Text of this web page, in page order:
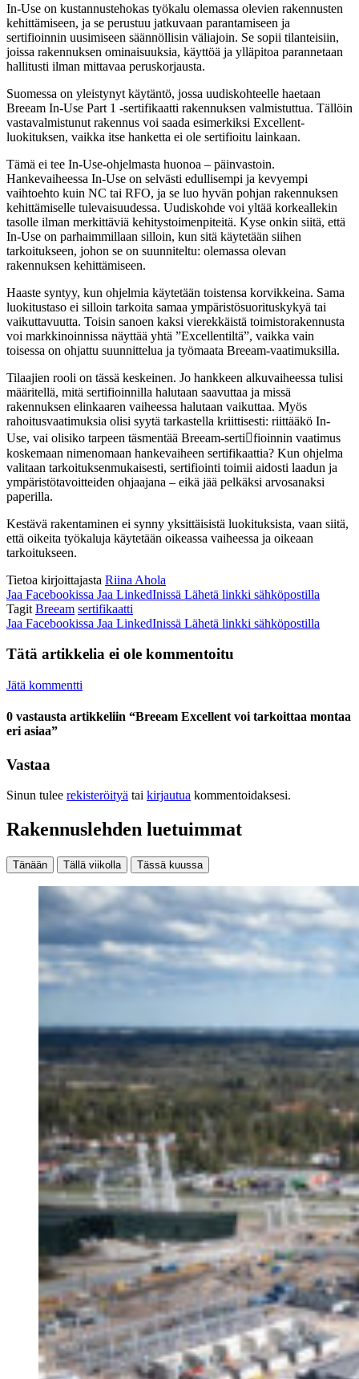
In-Use on kustannustehokas työkalu olemassa olevien rakennusten
kehittämiseen, ja se perustuu jatkuvaan parantamiseen ja
sertifioinnin uusimiseen säännöllisin väliajoin. Se sopii tilanteisiin,
joissa rakennuksen ominaisuuksia, käyttöä ja ylläpitoa parannetaan
hallitusti ilman mittavaa peruskorjausta.
Suomessa on yleistynyt käytäntö, jossa uudiskohteelle haetaan
Breeam In-Use Part 1 -sertifikaatti rakennuksen valmistuttua. Tällöin
vastavalmistunut rakennus voi saada esimerkiksi Excellent-
luokituksen, vaikka itse hanketta ei ole sertifioitu lainkaan.
Tämä ei tee In-Use-ohjelmasta huonoa – päinvastoin.
Hankevaiheessa In-Use on selvästi edullisempi ja kevyempi
vaihtoehto kuin NC tai RFO, ja se luo hyvän pohjan rakennuksen
kehittämiselle tulevaisuudessa. Uudiskohde voi yltää korkeallekin
tasolle ilman merkittäviä kehitystoimenpiteitä. Kyse onkin siitä, että
In-Use on parhaimmillaan silloin, kun sitä käytetään siihen
tarkoitukseen, johon se on suunniteltu: olemassa olevan
rakennuksen kehittämiseen.
Haaste syntyy, kun ohjelmia käytetään toistensa korvikkeina. Sama
luokitustaso ei silloin tarkoita samaa ympäristösuorituskykyä tai
vaikuttavuutta. Toisin sanoen kaksi vierekkäistä toimistorakennusta
voi markkinoinnissa näyttää yhtä ”Excellentiltä”, vaikka vain
toisessa on ohjattu suunnittelua ja työmaata Breeam-vaatimuksilla.
Tilaajien rooli on tässä keskeinen. Jo hankkeen alkuvaiheessa tulisi
määritellä, mitä sertifioinnilla halutaan saavuttaa ja missä
rakennuksen elinkaaren vaiheessa halutaan vaikuttaa. Myös
rahoitusvaatimuksia olisi syytä tarkastella kriittisesti: riittääkö In-
Use, vai olisiko tarpeen täsmentää Breeam-sertifioinnin vaatimus
koskemaan nimenomaan hankevaiheen sertifikaattia? Kun ohjelma
valitaan tarkoituksenmukaisesti, sertifiointi toimii aidosti laadun ja
ympäristötavoitteiden ohjaajana – eikä jää pelkäksi arvosanaksi
paperilla.
Kestävä rakentaminen ei synny yksittäisistä luokituksista, vaan siitä,
että oikeita työkaluja käytetään oikeassa vaiheessa ja oikeaan
tarkoitukseen.
Tietoa kirjoittajasta Riina Ahola
Jaa Facebookissa Jaa LinkedInissä Lähetä linkki sähköpostilla
Tagit Breeam sertifikaatti
Jaa Facebookissa Jaa LinkedInissä Lähetä linkki sähköpostilla
Tätä artikkelia ei ole kommentoitu
Jätä kommentti
0 vastausta artikkeliin “Breeam Excellent voi tarkoittaa montaa
eri asiaa”
Vastaa
Sinun tulee rekisteröityä tai kirjautua kommentoidaksesi.
Rakennuslehden luetuimmat
Tänään Tällä viikolla Tässä kuussa